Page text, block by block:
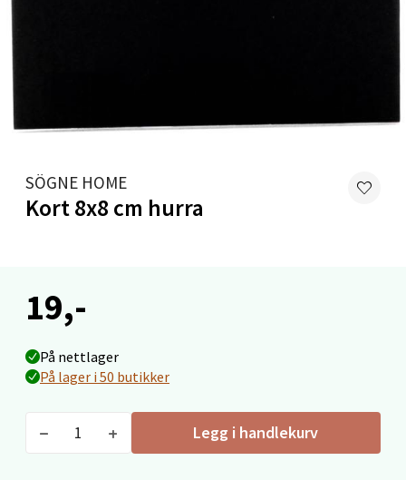
SÖGNE HOME
Kort 8x8 cm hurra
19,-
På nettlager
På lager i 50 butikker
Legg i handlekurv
Stavanger og Sandnes - Thon
12 i butikk
Moafjæra 14, 7606 Levanger
4 i butikk
Velg